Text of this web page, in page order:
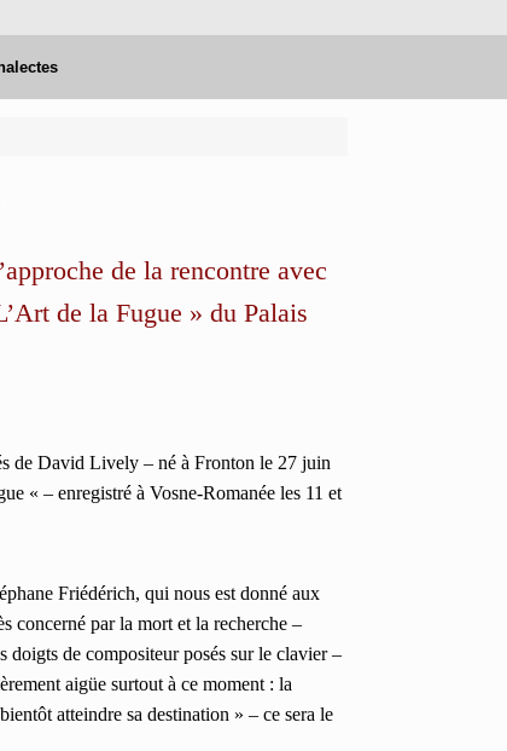
de la rencontre avec
de la Fugue » du Palais
de David Lively – né à Fronton le 27 juin
« – enregistré à Vosne-Romanée les 11 et
Friédérich, qui nous est donné aux
concerné par la mort et la recherche –
doigts de compositeur posés sur le clavier –
aigüe surtout à ce moment : la
atteindre sa destination » – ce sera le